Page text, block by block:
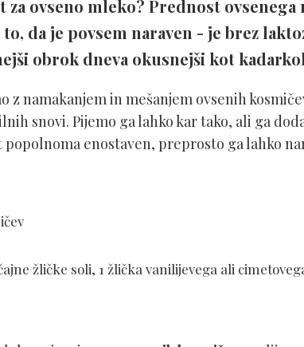
ovseno mleko? Prednost
da je povsem naraven - je brez
obrok dneva okusnejši kot
z namakanjem in mešanjem ovsenih
snovi. Pijemo ga lahko kar tako, ali ga
popolnoma enostaven, preprosto ga lahko
žličke soli, 1 žlička vanilijevega ali